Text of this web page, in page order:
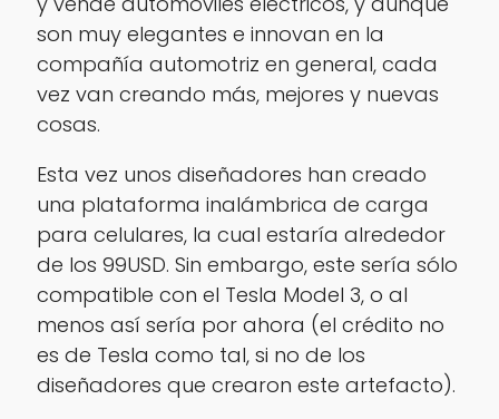
son muy elegantes e innovan en la
compañía automotriz en general, cada
vez van creando más, mejores y nuevas
cosas.
Esta vez unos diseñadores han creado
una plataforma inalámbrica de carga
para celulares, la cual estaría alrededor
de los 99USD. Sin embargo, este sería sólo
compatible con el Tesla Model 3, o al
menos así sería por ahora (el crédito no
es de Tesla como tal, si no de los
diseñadores que crearon este artefacto).